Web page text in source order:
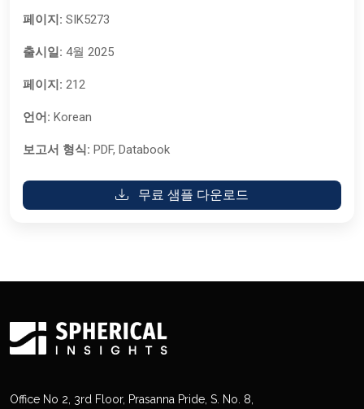
페이지: SIK5273
출시일: 4월 2025
페이지: 212
언어: Korean
보고서 형식: PDF, Databook
무료 샘플 다운로드
Office No 2, 3rd Floor, Prasanna Pride, S. No. 8,